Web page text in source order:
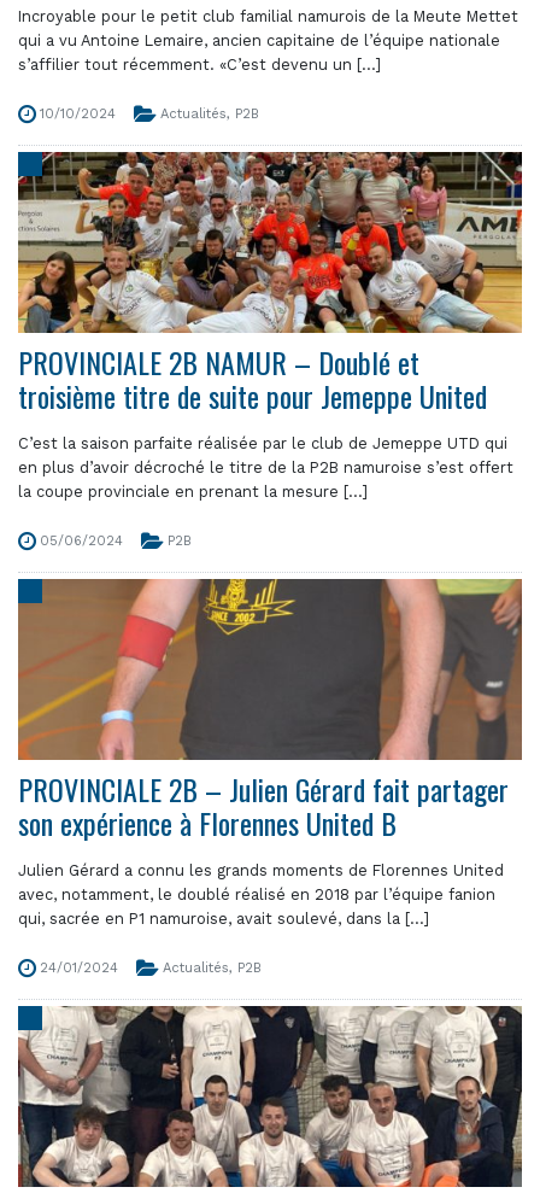
Incroyable pour le petit club familial namurois de la Meute Mettet
qui a vu Antoine Lemaire, ancien capitaine de l’équipe nationale
s’affilier tout récemment. «C’est devenu un [...]
10/10/2024 Actualités, P2B
PROVINCIALE 2B NAMUR – Doublé et
troisième titre de suite pour Jemeppe United
C’est la saison parfaite réalisée par le club de Jemeppe UTD qui
en plus d’avoir décroché le titre de la P2B namuroise s’est offert
la coupe provinciale en prenant la mesure [...]
05/06/2024 P2B
PROVINCIALE 2B – Julien Gérard fait partager
son expérience à Florennes United B
Julien Gérard a connu les grands moments de Florennes United
avec, notamment, le doublé réalisé en 2018 par l’équipe fanion
qui, sacrée en P1 namuroise, avait soulevé, dans la [...]
24/01/2024 Actualités, P2B